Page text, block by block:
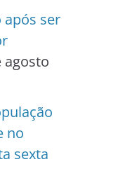
após ser
agosto
no
sexta